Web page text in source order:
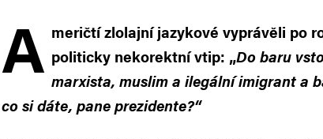
A meričtí zlolajní jazykové vyprávěli po
politicky nekorektní vtip: „Do baru
marxista, muslim a ilegální imigrant a
co si dáte, pane prezidente?“